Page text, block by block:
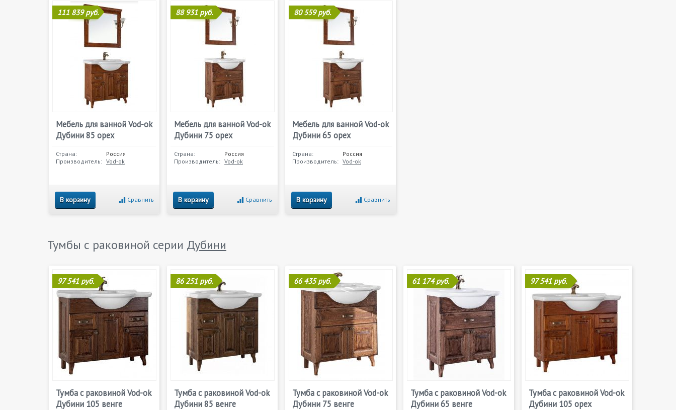
111 839 руб.
Мебель для ванной Vod-ok
Дубини 85 орех
Страна:
Россия
Производитель: Vod-ok
В корзину Сравнить
88 931 руб.
Мебель для ванной Vod-ok
Дубини 75 орех
Страна:
Россия
Производитель: Vod-ok
В корзину Сравнить
80 559 руб.
Мебель для ванной Vod-ok
Дубини 65 орех
Страна:
Россия
Производитель: Vod-ok
В корзину Сравнить
Тумбы с раковиной серии Дубини
97 541 руб.
Тумба с раковиной Vod-ok
Дубини 105 венге
86 251 руб.
Тумба с раковиной Vod-ok
Дубини 85 венге
66 435 руб.
Тумба с раковиной Vod-ok
Дубини 75 венге
61 174 руб.
Тумба с раковиной Vod-ok
Дубини 65 венге
97 541 руб.
Тумба с раковиной Vod-ok
Дубини 105 орех